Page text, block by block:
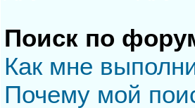
Поиск по
Как мне
Почему мой